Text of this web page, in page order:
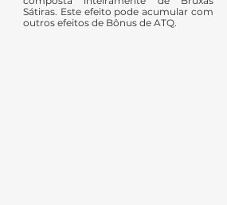
Sátiras. Este efeito pode acumular com
outros efeitos de Bônus de ATQ.